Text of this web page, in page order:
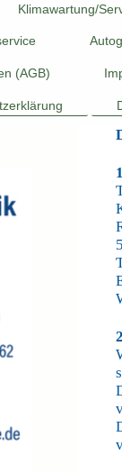
Klimawartung/
(AGB)